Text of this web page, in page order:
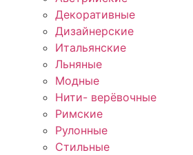
Декоративные
Дизайнерские
Итальянские
Льняные
Модные
Нити- верёвочные
Римские
Рулонные
Стильные